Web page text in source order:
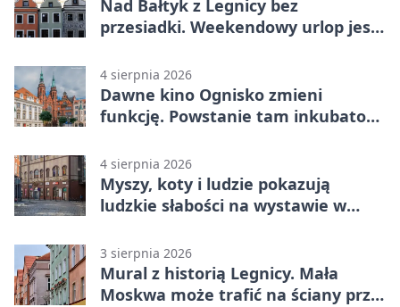
Nad Bałtyk z Legnicy bez
przesiadki. Weekendowy urlop jest
4 sierpnia 2026
Dawne kino Ognisko zmieni
funkcję. Powstanie tam inkubator
4 sierpnia 2026
Myszy, koty i ludzie pokazują
ludzkie słabości na wystawie w
3 sierpnia 2026
Mural z historią Legnicy. Mała
Moskwa może trafić na ściany przy